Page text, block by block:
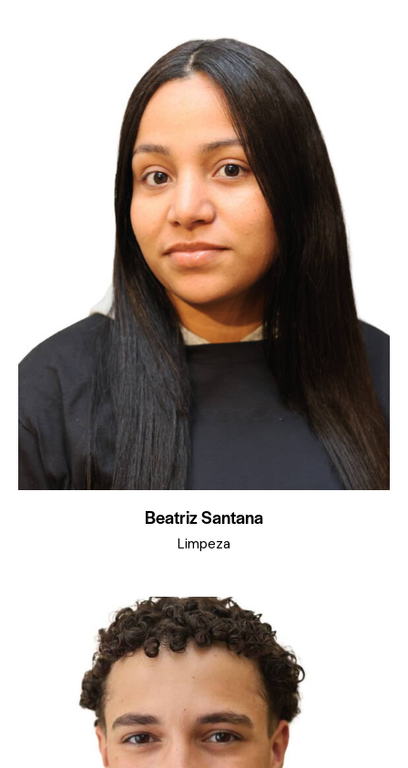
Beatriz Santana
Limpeza